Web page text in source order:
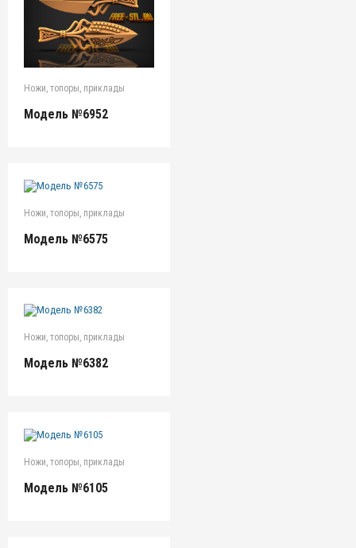
Ножи, топоры, приклады
Модель №6952
Ножи, топоры, приклады
Модель №6575
Ножи, топоры, приклады
Модель №6382
Ножи, топоры, приклады
Модель №6105